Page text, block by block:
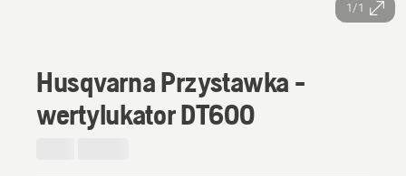
1/1
Husqvarna Przystawka -
wertylukator DT600